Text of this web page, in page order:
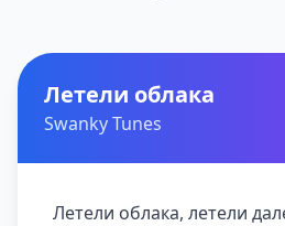
Летели облака
Swanky Tunes
Летели облака, летели